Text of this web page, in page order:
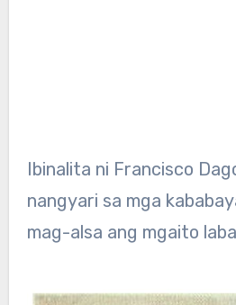
Ibinalita ni Francisco
nangyari sa mga
mag-alsa ang mgaito